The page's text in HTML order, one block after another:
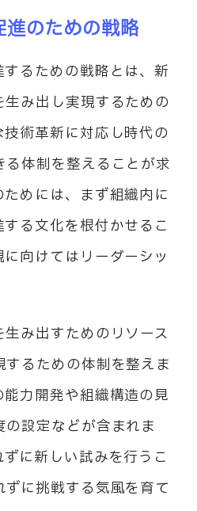
進のための戦略
るための戦略とは、新
み出し実現するための
術革新に対応し時代の
体制を整えることが求
めには、まず組織内に
る文化を根付かせるこ
向けてはリーダーシッ
み出すためのリソース
るための体制を整えま
力開発や組織構造の見
設定などが含まれま
に新しい試みを行うこ
に挑戦する気風を育て